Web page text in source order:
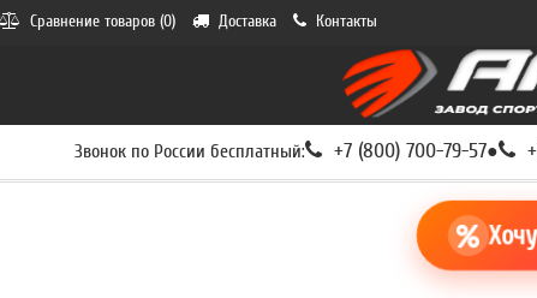
Сравнение товаров (0) Доставка Контакты
Звонок по России бесплатный: +7 (800) 700-79-57●